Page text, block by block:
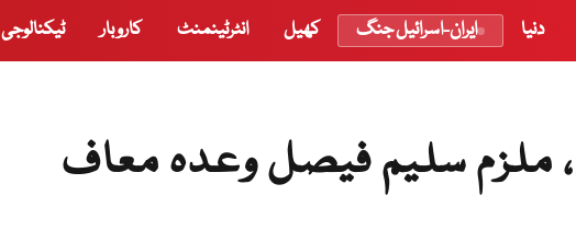
دنیا ایران-اسرائیل جنگ کھیل انٹرٹینمنٹ کاروبار ٹیکنالوجی
سلیم فیصل وعدہ معاف